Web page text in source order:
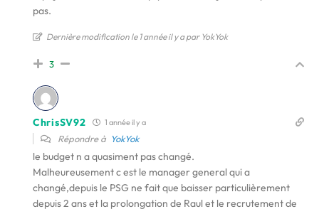
pas.
Dernière modification le 1 année il y a par YokYok
3
ChrisSV92 1 année il y a
Répondre à YokYok
le budget n a quasiment pas changé.
Malheureusement c est le manager general qui a
changé,depuis le PSG ne fait que baisser particulièrement
depuis 2 ans et la prolongation de Raul et le recrutement de